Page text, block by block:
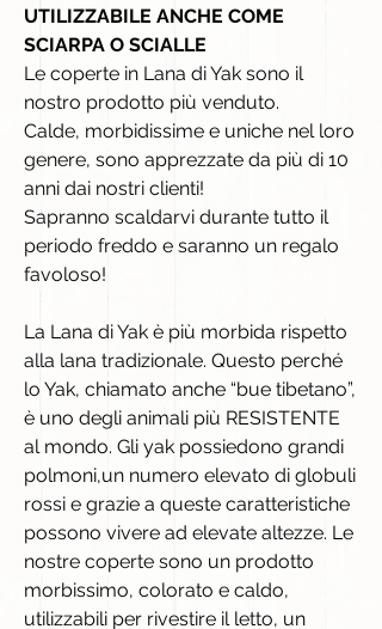
UTILIZZABILE ANCHE COME
SCIARPA O SCIALLE
Le coperte in Lana di Yak sono il
nostro prodotto più venduto.
Calde, morbidissime e uniche nel loro
genere, sono apprezzate da più di 10
anni dai nostri clienti!
Sapranno scaldarvi durante tutto il
periodo freddo e saranno un regalo
favoloso!
La Lana di Yak è più morbida rispetto
alla lana tradizionale. Questo perché
lo Yak, chiamato anche “bue tibetano”,
è uno degli animali più RESISTENTE
al mondo. Gli yak possiedono grandi
polmoni,un numero elevato di globuli
rossi e grazie a queste caratteristiche
possono vivere ad elevate altezze. Le
nostre coperte sono un prodotto
morbissimo, colorato e caldo,
utilizzabili per rivestire il letto, un